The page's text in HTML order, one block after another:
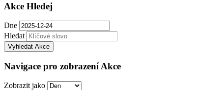
Akce Hledej
Dne
Hledat
Navigace pro zobrazení Akce
Zobrazit jako